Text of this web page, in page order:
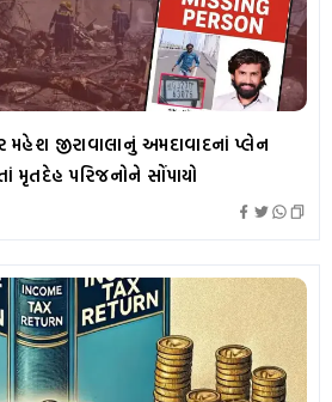
મહેશ જીરાવાલાનું અમદાવાદનાં પ્લેન
મૃતદેહ પરિજનોને સોંપાયો